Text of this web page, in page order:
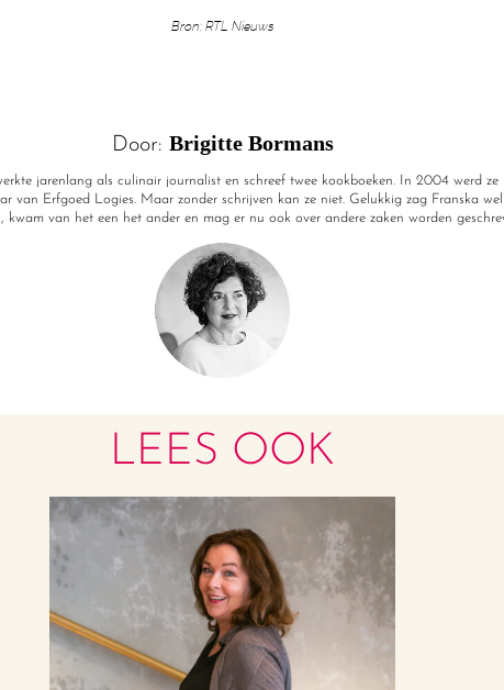
Bron: RTL Nieuws
Door: Brigitte Bormans
jarenlang als culinair journalist en schreef twee kookboeken. In 2004 werd ze
van Erfgoed Logies. Maar zonder schrijven kan ze niet. Gelukkig zag Franska
kwam van het een het ander en mag er nu ook over andere zaken worden
LEES OOK